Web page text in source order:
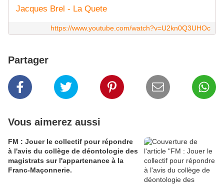
Jacques Brel - La Quete
https://www.youtube.com/watch?v=U2kn0Q3UHOc
Partager
Vous aimerez aussi
FM : Jouer le collectif pour répondre
à l'avis du collège de déontologie des
magistrats sur l'appartenance à la
Franc-Maçonnerie.